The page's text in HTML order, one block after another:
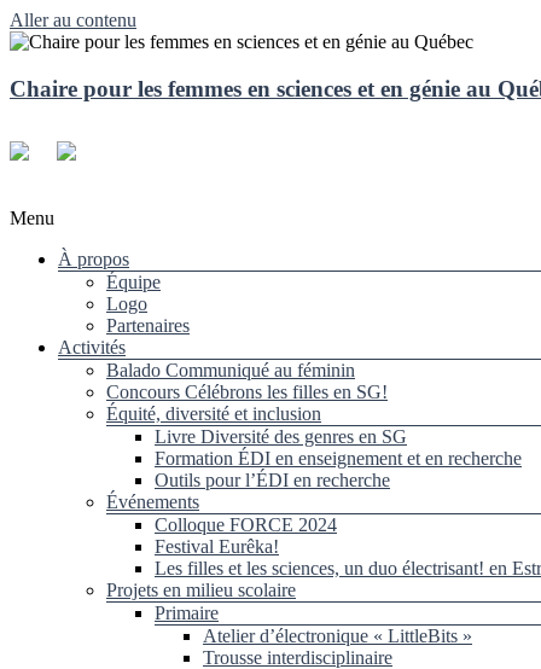
Aller au contenu
Chaire pour les femmes en sciences et en génie au
Menu
À propos
Équipe
Logo
Partenaires
Activités
Balado Communiqué au féminin
Concours Célébrons les filles en SG!
Équité, diversité et inclusion
Livre Diversité des genres en SG
Formation ÉDI en enseignement et en recherche
Outils pour l’ÉDI en recherche
Événements
Colloque FORCE 2024
Festival Eurêka!
Les filles et les sciences, un duo électrisant! en
Projets en milieu scolaire
Primaire
Atelier d’électronique « LittleBits »
Trousse interdisciplinaire